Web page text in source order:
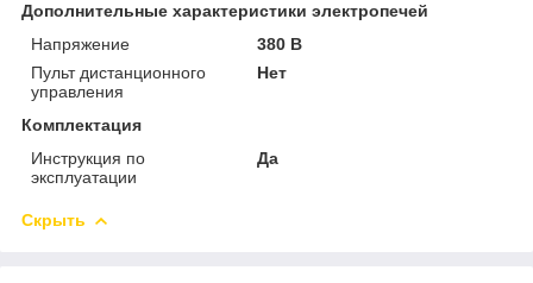
Дополнительные характеристики электропечей
Напряжение
380 В
Пульт дистанционного
управления
Нет
Комплектация
Инструкция по
эксплуатации
Да
Скрыть